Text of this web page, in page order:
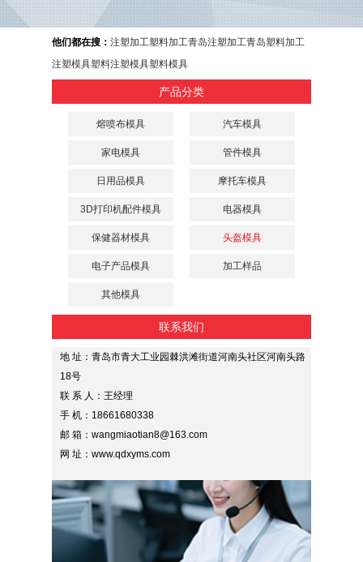
他们都在搜： 注塑加工塑料加工青岛注塑加工青岛塑料加工
注塑模具塑料注塑模具塑料模具
产品分类
熔喷布模具 汽车模具
家电模具 管件模具
日用品模具 摩托车模具
3D打印机配件模具 电器模具
保健器材模具 头盔模具
电子产品模具 加工样品
其他模具
联系我们
地 址：青岛市青大工业园棘洪滩街道河南头社区河南头路
18号
联 系 人：王经理
手 机：18661680338
邮 箱：wangmiaotian8@163.com
网 址：www.qdxyms.com